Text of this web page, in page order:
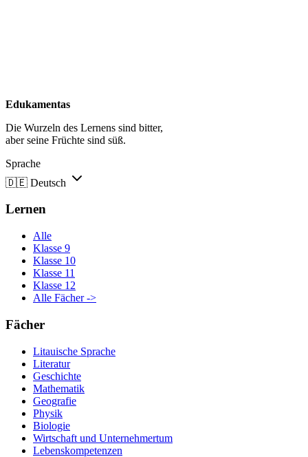
Edukamentas
Die Wurzeln des Lernens sind bitter,
aber seine Früchte sind süß.
Sprache
🇩🇪 Deutsch
Lernen
Alle
Klasse 9
Klasse 10
Klasse 11
Klasse 12
Alle Fächer ->
Fächer
Litauische Sprache
Literatur
Geschichte
Mathematik
Geografie
Physik
Biologie
Wirtschaft und Unternehmertum
Lebenskompetenzen